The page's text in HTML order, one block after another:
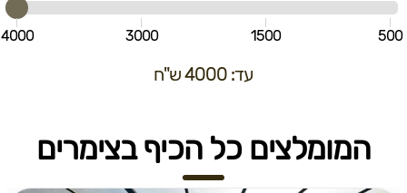
500
1500
3000
4000
עד: 4000 ש"ח
המומלצים כל הכיף בצימרים